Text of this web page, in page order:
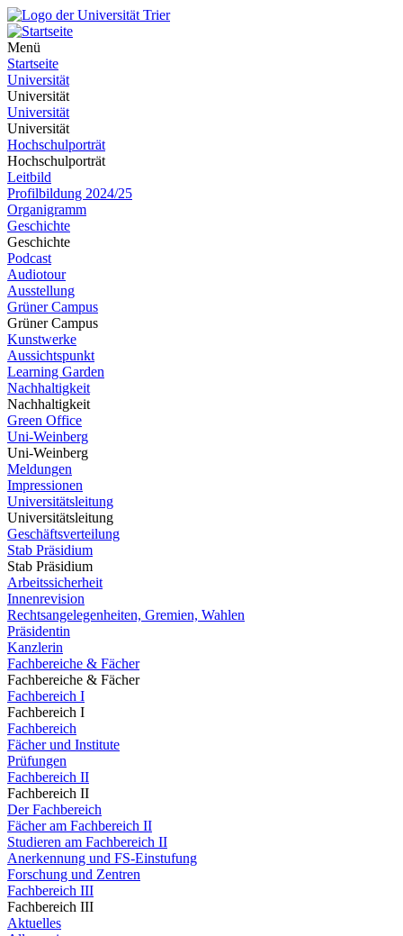
Menü
Startseite
Universität
Universität
Universität
Universität
Hochschulporträt
Hochschulporträt
Leitbild
Profilbildung 2024/25
Organigramm
Geschichte
Geschichte
Podcast
Audiotour
Ausstellung
Grüner Campus
Grüner Campus
Kunstwerke
Aussichtspunkt
Learning Garden
Nachhaltigkeit
Nachhaltigkeit
Green Office
Uni-Weinberg
Uni-Weinberg
Meldungen
Impressionen
Universitätsleitung
Universitätsleitung
Geschäftsverteilung
Stab Präsidium
Stab Präsidium
Arbeitssicherheit
Innenrevision
Rechtsangelegenheiten, Gremien, Wahlen
Präsidentin
Kanzlerin
Fachbereiche & Fächer
Fachbereiche & Fächer
Fachbereich I
Fachbereich I
Fachbereich
Fächer und Institute
Prüfungen
Fachbereich II
Fachbereich II
Der Fachbereich
Fächer am Fachbereich II
Studieren am Fachbereich II
Anerkennung und FS-Einstufung
Forschung und Zentren
Fachbereich III
Fachbereich III
Aktuelles